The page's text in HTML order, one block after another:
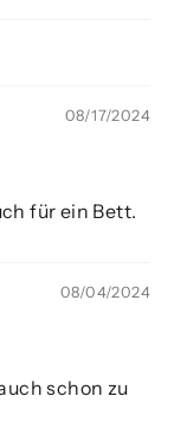
08/17/2024
für ein Bett.
08/04/2024
schon zu